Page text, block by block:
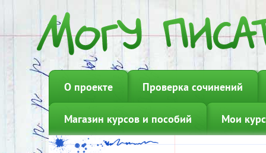
О проекте Проверка сочинений
Магазин курсов и пособий Мои